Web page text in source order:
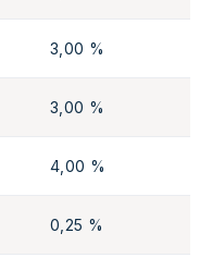
3,00 %
3,00 %
4,00 %
0,25 %